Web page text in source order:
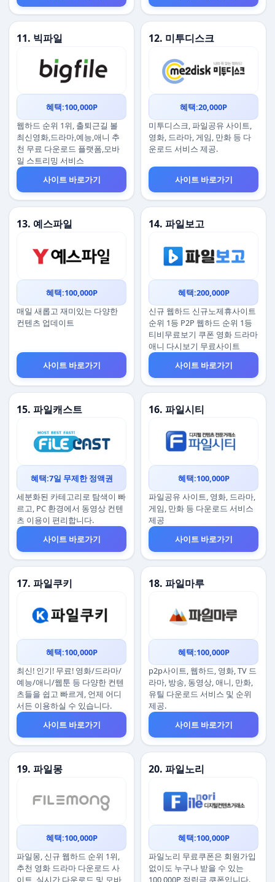
11. 빅파일
혜택:100,000P
웹하드 순위 1위, 출퇴근길 볼
최신영화,드라마,예능,애니 추
천 무료 다운로드 플랫폼,모바
일 스트리밍 서비스
사이트 바로가기
12. 미투디스크
혜택:20,000P
미투디스크, 파일공유 사이트,
영화, 드라마, 게임, 만화 등 다
운로드 서비스 제공.
사이트 바로가기
13. 예스파일
혜택:100,000P
매일 새롭고 재미있는 다양한
컨텐츠 업데이트
사이트 바로가기
14. 파일보고
혜택:200,000P
신규 웹하드 신규노제휴사이트
순위 1등 P2P 웹하드 순위 1등
티비무료보기 쿠폰 영화 드라마
애니 다시보기 무료사이트
사이트 바로가기
15. 파일캐스트
혜택:7일 무제한 정액권
세분화된 카테고리로 탐색이 빠
르고, PC 환경에서 동영상 컨텐
츠 이용이 편리합니다.
사이트 바로가기
16. 파일시티
혜택:100,000P
파일공유 사이트, 영화, 드라마,
게임, 만화 등 다운로드 서비스
제공
사이트 바로가기
17. 파일쿠키
혜택:100,000P
최신! 인기! 무료! 영화/드라마/
예능/애니/웹툰 등 다양한 컨텐
츠들을 쉽고 빠르게, 언제 어디
서든 이용하실 수 있습니다.
사이트 바로가기
18. 파일마루
혜택:100,000P
p2p사이트, 웹하드, 영화, TV 드
라마, 방송, 동영상, 애니, 만화,
유틸 다운로드 서비스 및 순위
제공.
사이트 바로가기
19. 파일몽
혜택:100,000P
파일몽, 신규 웹하드 순위 1위,
추천 영화 드라마 다운로드 사
이트, 실시간 다운로드 및 모바
20. 파일노리
혜택:100,000P
파일노리 무료쿠폰은 회원가입
없이도 누구나 받을 수 있는
100,000P 적립금 쿠폰입니다.